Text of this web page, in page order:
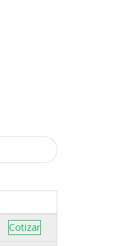
Cotizar